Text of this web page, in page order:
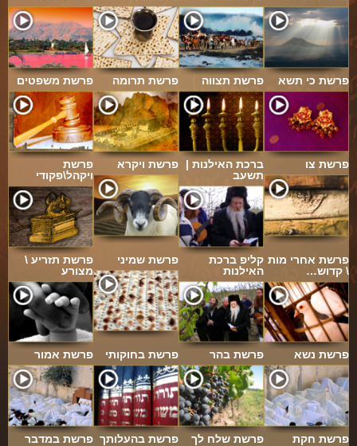
פרשת משפטים פרשת תרומה פרשת תצווה פרשת כי תשא
פרשת
ויקהל\פקודי
פרשת ויקרא
ברכת האילנות |
תשעב
פרשת צו
פרשת תזריע \
מצורע
פרשת שמיני
קליפ ברכת
האילנות
פרשת אחרי מות
\ קדוש…
פרשת אמור פרשת בחוקותי פרשת בהר פרשת נשא
פרשת במדבר פרשת בהעלותך פרשת שלח לך פרשת חקת